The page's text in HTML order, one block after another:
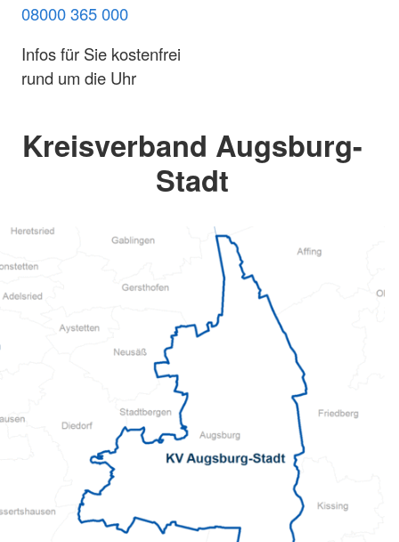
08000 365 000
Infos für Sie kostenfrei
rund um die Uhr
Kreisverband Augsburg-
Stadt